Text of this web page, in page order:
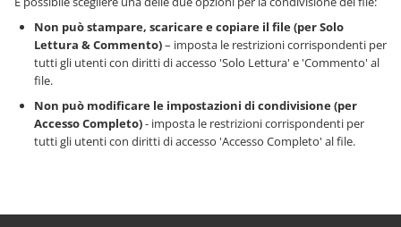
Non può stampare, scaricare e copiare il file (per Solo
Lettura & Commento)– imposta le restrizioni corrispondenti per
tutti gli utenti con diritti di accesso 'Solo Lettura' e 'Commento' al
file.
Non può modificare le impostazioni di condivisione (per
Accesso Completo)- imposta le restrizioni corrispondenti per
tutti gli utenti con diritti di accesso 'Accesso Completo' al file.